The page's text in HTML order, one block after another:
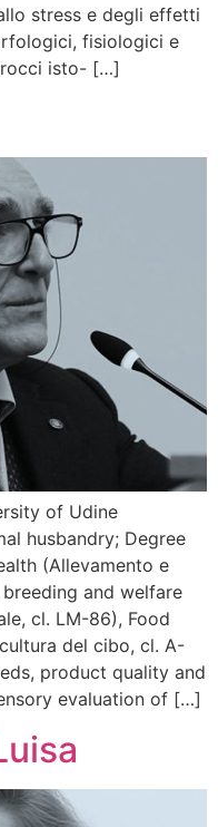
stress e degli effetti
fisiologici e
isto- […]
of Udine
husbandry; Degree
(Allevamento e
and welfare
cl. LM-86), Food
del cibo, cl. A-
product quality and
evaluation of […]